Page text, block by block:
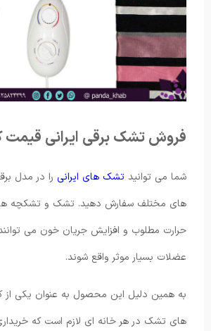
فروش تشک برقی ایرانی قیمت
شما می توانید تشک های ایرانی را در مدل
های مختلف سفارش دهید. تشک و تشکچه
حرارت مطلوب و افزایش جریان خون می
عضلات بسیار موثر واقع شوند.
به همین دلیل این محصول به عنوان یکی از
های تشک در هر خانه ای لازم است که